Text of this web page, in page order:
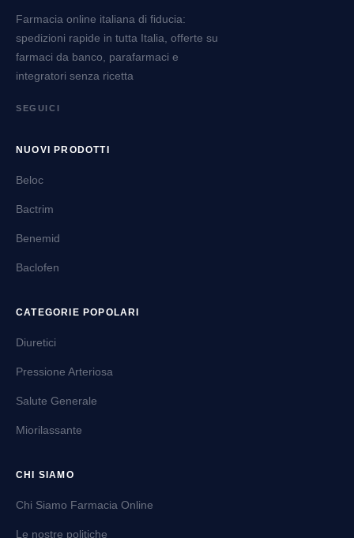
Farmacia online italiana di fiducia:
spedizioni rapide in tutta Italia, offerte su
farmaci da banco, parafarmaci e
integratori senza ricetta
SEGUICI
NUOVI PRODOTTI
Beloc
Bactrim
Benemid
Baclofen
CATEGORIE POPOLARI
Diuretici
Pressione Arteriosa
Salute Generale
Miorilassante
CHI SIAMO
Chi Siamo Farmacia Online
Le nostre politiche